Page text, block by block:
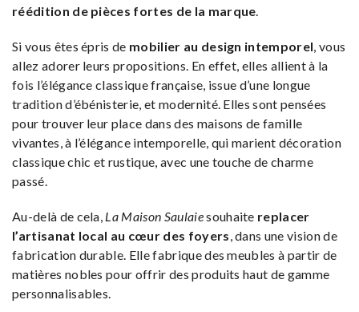
réédition de pièces fortes de la marque
Si vous êtes épris de mobilier au design intemporel , vous
allez adorer leurs propositions. En effet, elles allient à la
fois l’élégance classique française, issue d’une longue
tradition d’ébénisterie, et modernité. Elles sont pensées
pour trouver leur place dans des maisons de famille
vivantes, à l’élégance intemporelle, qui marient décoration
classique chic et rustique, avec une touche de charme
passé.
Au-delà de cela, La Maison Saulaiesouhaite replacer
l’artisanat local au cœur des foyers , dans une vision de
fabrication durable. Elle fabrique des meubles à partir de
matières nobles pour offrir des produits haut de gamme
personnalisables.